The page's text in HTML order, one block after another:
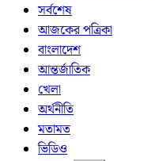
সর্বশেষ
আজকের পত্রিকা
বাংলাদেশ
আন্তর্জাতিক
খেলা
অর্থনীতি
মতামত
ভিডিও